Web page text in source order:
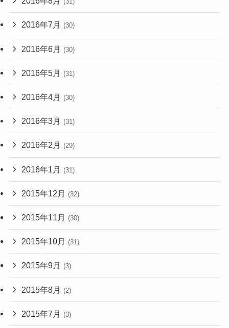
2016年7月 (30)
2016年6月 (30)
2016年5月 (31)
2016年4月 (30)
2016年3月 (31)
2016年2月 (29)
2016年1月 (31)
2015年12月 (32)
2015年11月 (30)
2015年10月 (31)
2015年9月 (3)
2015年8月 (2)
2015年7月 (3)